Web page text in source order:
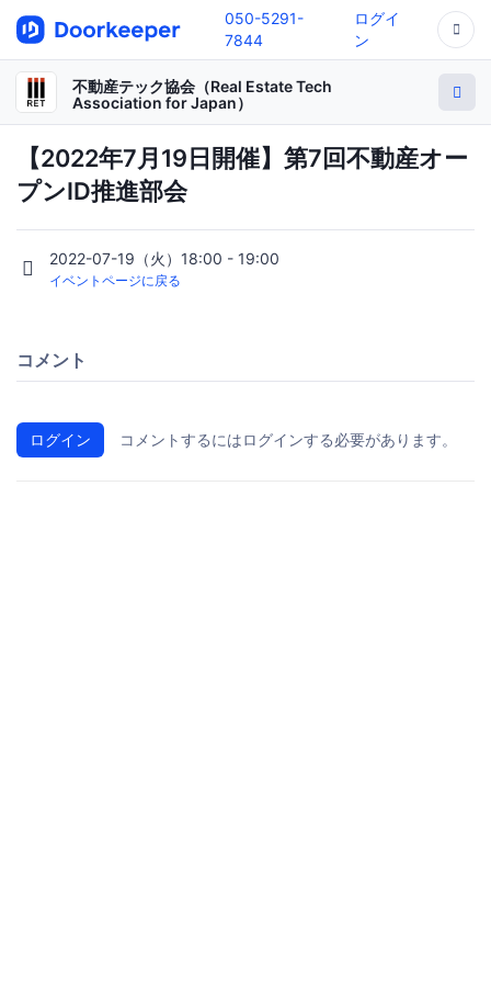
050-5291-
7844
ログイ
ン
不動産テック協会（Real Estate Tech
Association for Japan）
【2022年7月19日開催】第7回不動産オー
プンID推進部会
2022-07-19（火）18:00 - 19:00
イベントページに戻る
コメント
ログイン コメントするにはログインする必要があります。